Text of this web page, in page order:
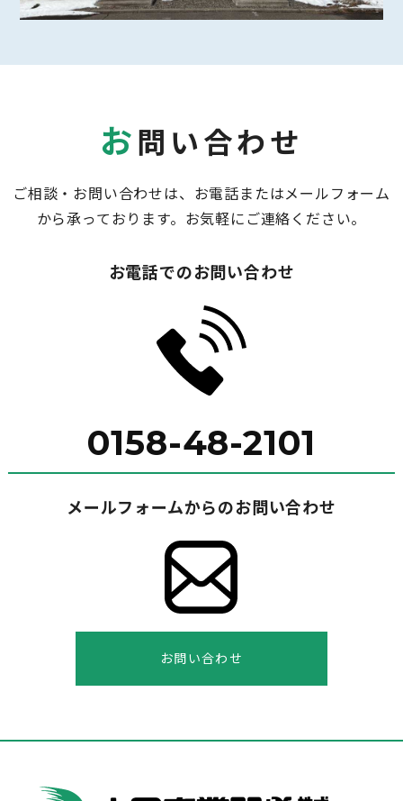
お 問い合わせ
ご相談・お問い合わせは、お電話またはメールフォーム
から承っております。お気軽にご連絡ください。
お電話でのお問い合わせ
0158-48-2101
メールフォームからのお問い合わせ
お問い合わせ